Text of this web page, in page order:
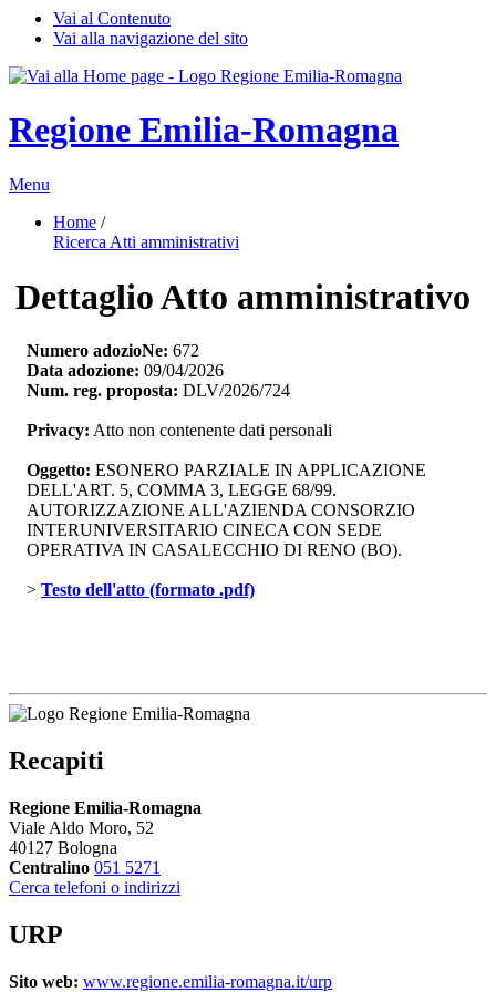
Vai al Contenuto
Vai alla navigazione del sito
Regione Emilia-Romagna
Menu
Home /
Ricerca Atti amministrativi
Dettaglio Atto amministrativo
Numero adozioNe: 672
Data adozione: 09/04/2026
Num. reg. proposta: DLV/2026/724
Privacy: Atto non contenente dati personali
Oggetto: ESONERO PARZIALE IN APPLICAZIONE
DELL'ART. 5, COMMA 3, LEGGE 68/99.
AUTORIZZAZIONE ALL'AZIENDA CONSORZIO
INTERUNIVERSITARIO CINECA CON SEDE
OPERATIVA IN CASALECCHIO DI RENO (BO).
> Testo dell'atto (formato .pdf)
Recapiti
Regione Emilia-Romagna
Viale Aldo Moro, 52
40127 Bologna
Centralino 051 5271
Cerca telefoni o indirizzi
URP
Sito web: www.regione.emilia-romagna.it/urp